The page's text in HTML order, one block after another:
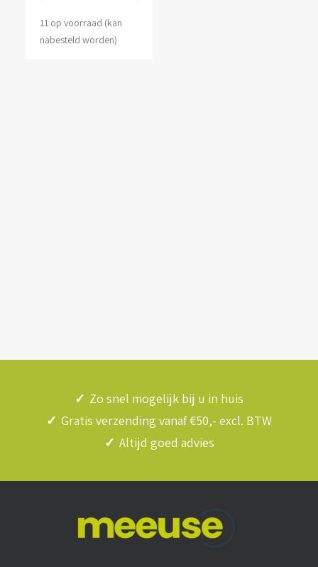
11 op voorraad (kan
nabesteld worden)
✓ Zo snel mogelijk bij u in huis
✓ Gratis verzending vanaf €50,- excl. BTW
✓ Altijd goed advies